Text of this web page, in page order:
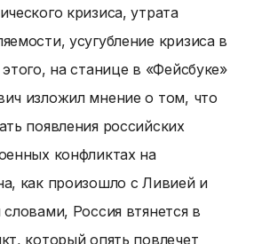
кризиса, утрата
усугубление кризиса в
на станице в «Фейсбуке»
изложил мнение о том, что
появления российских
конфликтах на
как произошло с Ливией и
Россия втянется в
который опять повлечет